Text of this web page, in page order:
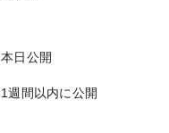
本日公開
1週間以内に公開